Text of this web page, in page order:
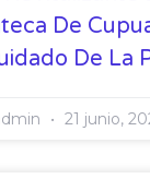
De
De La
21 junio,